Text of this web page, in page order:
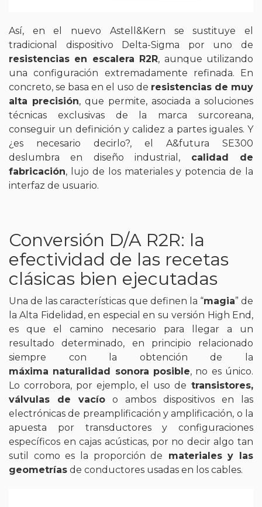
Así, en el nuevo Astell&Kern se sustituye el
tradicional dispositivo Delta-Sigma por uno de
resistencias en escalera R2R, aunque utilizando
una configuración extremadamente refinada. En
concreto, se basa en el uso de resistencias de muy
alta precisión, que permite, asociada a soluciones
técnicas exclusivas de la marca surcoreana,
conseguir un definición y calidez a partes iguales. Y
¿es necesario decirlo?, el A&futura SE300
deslumbra en diseño industrial, calidad de
fabricación, lujo de los materiales y potencia de la
interfaz de usuario.
Conversión D/A R2R: la
efectividad de las recetas
clásicas bien ejecutadas
Una de las características que definen la “magia” de
la Alta Fidelidad, en especial en su versión High End,
es que el camino necesario para llegar a un
resultado determinado, en principio relacionado
siempre con la obtención de la
máxima naturalidad sonora posible, no es único.
Lo corrobora, por ejemplo, el uso de transistores,
válvulas de vacío o ambos dispositivos en las
electrónicas de preamplificación y amplificación, o la
apuesta por transductores y configuraciones
específicos en cajas acústicas, por no decir algo tan
sutil como es la proporción de materiales y las
geometrías de conductores usadas en los cables.